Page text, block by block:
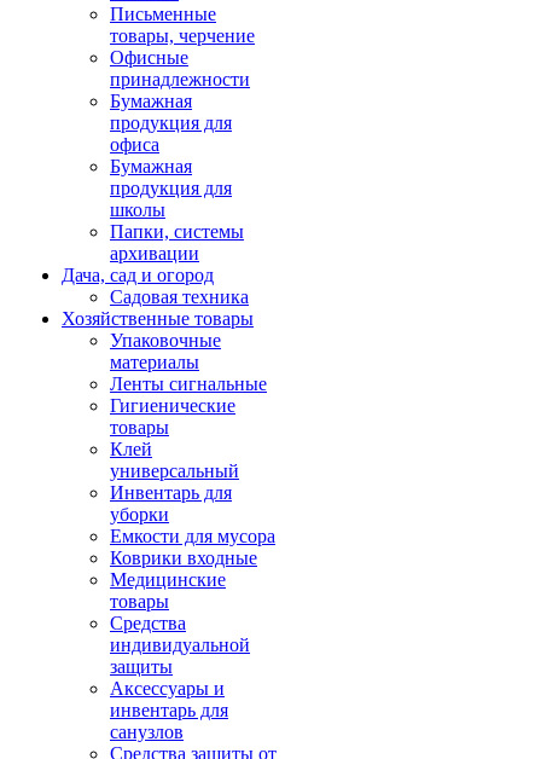
Письменные
товары, черчение
Офисные
принадлежности
Бумажная
продукция для
офиса
Бумажная
продукция для
школы
Папки, системы
архивации
Дача, сад и огород
Садовая техника
Хозяйственные товары
Упаковочные
материалы
Ленты сигнальные
Гигиенические
товары
Клей
универсальный
Инвентарь для
уборки
Емкости для мусора
Коврики входные
Медицинские
товары
Средства
индивидуальной
защиты
Аксессуары и
инвентарь для
санузлов
Средства защиты от